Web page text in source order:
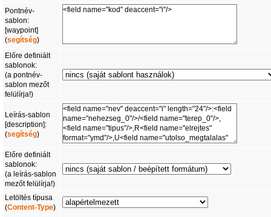
Pontnév-
sablon:
[waypoint]
(segítség)
Előre definiált
sablonok:
(a pontnév-
sablon mezőt
felülírja!)
Leírás-sablon
[description]:
(segítség)
Előre definiált
sablonok:
(a leírás-sablon
mezőt felülírja!)
Letöltés típusa
(Content-Type)